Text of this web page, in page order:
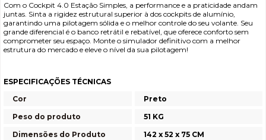
Com o Cockpit 4.0 Estação Simples, a performance e a praticidade andam
juntas. Sinta a rigidez estrutural superior à dos cockpits de alumínio,
garantindo uma pilotagem sólida e o melhor controle do seu volante. Seu
grande diferencial é o banco retrátil e rebatível, que oferece conforto sem
comprometer seu espaço. Monte o simulador definitivo com a melhor
estrutura do mercado e eleve o nível da sua pilotagem!
ESPECIFICAÇÕES TÉCNICAS
Cor
Preto
Peso do produto
51 KG
Dimensões do Produto
142 x 52 x 75 CM